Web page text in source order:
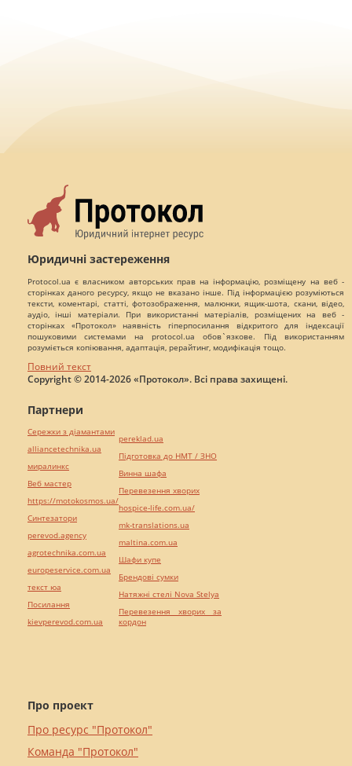
Юридичні застереження
Protocol.ua є власником авторських прав на інформацію, розміщену на веб -
сторінках даного ресурсу, якщо не вказано інше. Під інформацією розуміються
тексти, коментарі, статті, фотозображення, малюнки, ящик-шота, скани, відео,
аудіо, інші матеріали. При використанні матеріалів, розміщених на веб -
сторінках «Протокол» наявність гіперпосилання відкритого для індексації
пошуковими системами на protocol.ua обов`язкове. Під використанням
розуміється копіювання, адаптація, рерайтинг, модифікація тощо.
Повний текст
Copyright © 2014-2026 «Протокол». Всі права захищені.
Про проект
Про ресурс "Протокол"
Команда "Протокол"
Партнери
Сережки з діамантами
alliancetechnika.ua
миралинкс
Веб мастер
https://motokosmos.ua/
Синтезатори
perevod.agency
agrotechnika.com.ua
europeservice.com.ua
текст юа
Посилання
kievperevod.com.ua
pereklad.ua
Підготовка до НМТ / ЗНО
Винна шафа
Перевезення хворих
hospice-life.com.ua/
mk-translations.ua
maltina.com.ua
Шафи купе
Брендові сумки
Натяжні стелі Nova Stelya
Перевезення хворих за
кордон